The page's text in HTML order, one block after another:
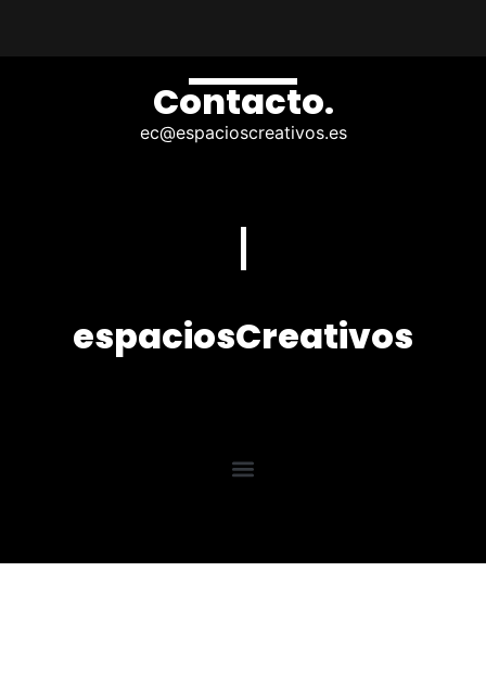
Contacto.
se.sovitaercsoicapse
@ce
espaciosCreativos